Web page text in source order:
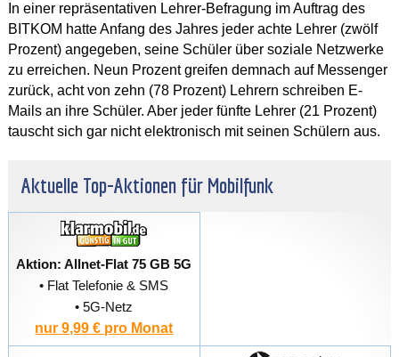
In einer repräsentativen Lehrer-Befragung im Auftrag des
BITKOM hatte Anfang des Jahres jeder achte Lehrer (zwölf
Prozent) angegeben, seine Schüler über soziale Netzwerke
zu erreichen. Neun Prozent greifen demnach auf Messenger
zurück, acht von zehn (78 Prozent) Lehrern schreiben E-
Mails an ihre Schüler. Aber jeder fünfte Lehrer (21 Prozent)
tauscht sich gar nicht elektronisch mit seinen Schülern aus.
Aktuelle Top-Aktionen für Mobilfunk
Aktion: Allnet-Flat 75 GB 5G
• Flat Telefonie & SMS
• 5G-Netz
nur 9,99 € pro Monat